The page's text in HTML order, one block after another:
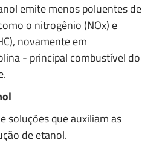
emite menos poluentes de
o nitrogênio (NOx) e
novamente em
- principal combustível do
soluções que auxiliam as
de etanol.